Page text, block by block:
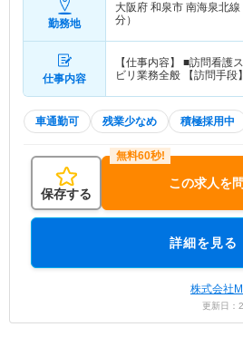
勤務地
大阪府 和泉市 南海泉北
分）
仕事内容
【仕事内容】 ■訪問看護
ビリ業務全般 【訪問手
車通勤可 残業少なめ 積極採用中
保存する
この求人を
詳細を見る
株式会社
更新日